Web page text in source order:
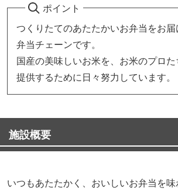
ポイント
つくりたてのあたたかいお弁当をお届
弁当チェーンです。
国産の美味しいお米を、お米のプロ
提供するために日々努力しています。
施設概要
いつもあたたかく、おいしいお弁当を